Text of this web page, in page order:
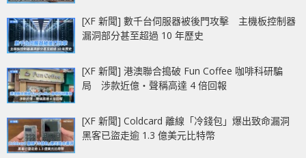
[XF 新聞] 數千台伺服器被後門攻擊 主機板控制器
漏洞部分甚至超過 10 年歷史
[XF 新聞] 港澳聯合搗破 Fun Coffee 咖啡科研騙
局 涉款近億‧聲稱高達 4 倍回報
[XF 新聞] Coldcard 離線「冷錢包」爆出致命漏洞
黑客已盜走逾 1.3 億美元比特幣